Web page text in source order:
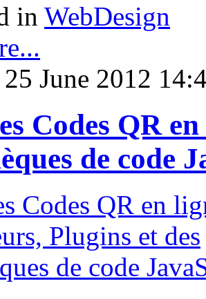
in WebDesign
June 2012
Codes QR
de code